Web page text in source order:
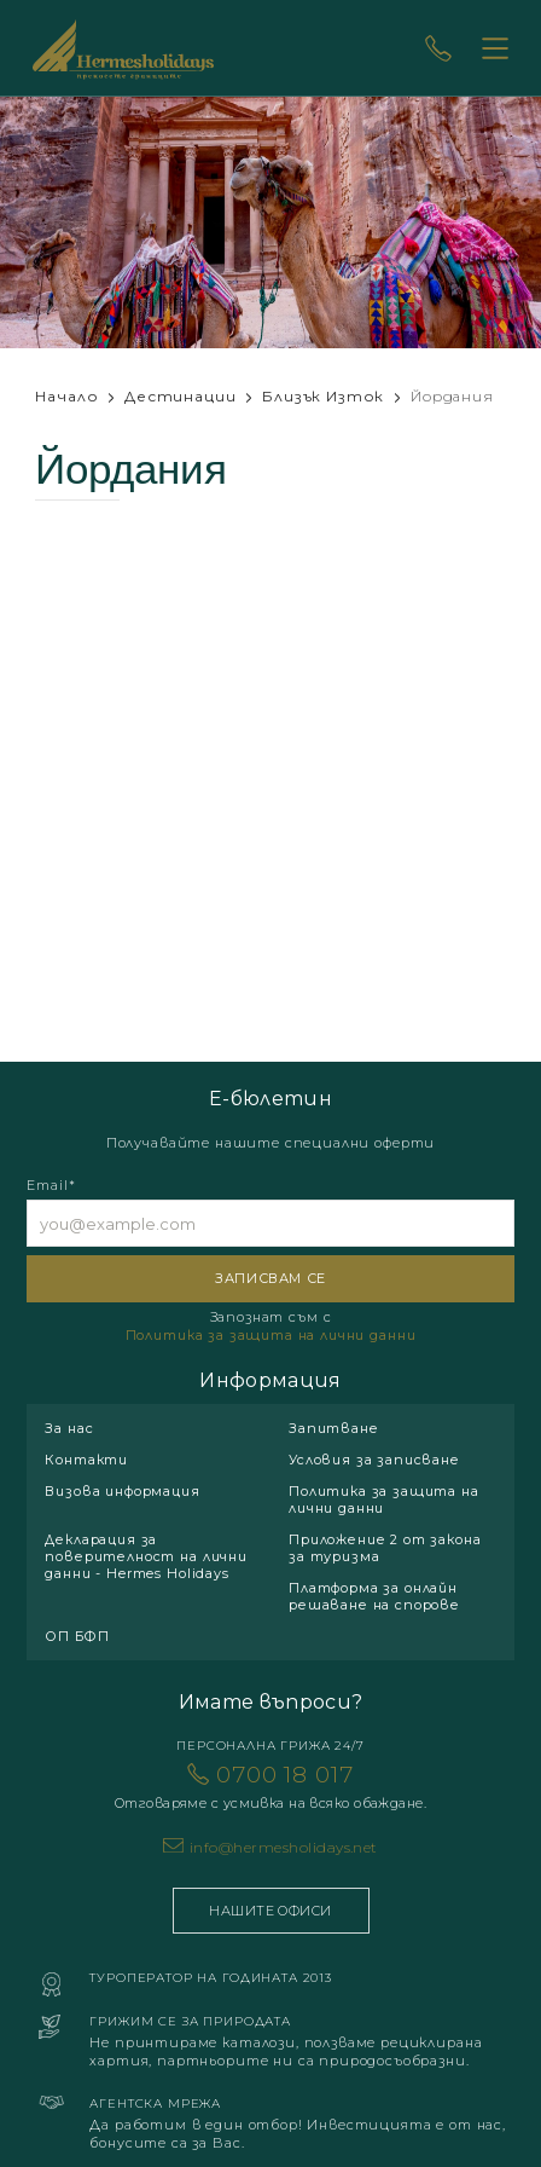
Начало Дестинации Близък Изток Йордания
Йордания
Е-бюлетин
Получавайте нашите специални оферти
Email*
Запознат съм с
Политика за защита на лични данни
Информация
За нас
Запитване
Контакти
Условия за записване
Визова информация
Политика за защита на
лични данни
Декларация за
поверителност на лични
данни - Hermes Holidays
Приложение 2 от закона
за туризма
Платформа за онлайн
решаване на спорове
ОП БФП
Имате въпроси?
ПЕРСОНАЛНА ГРИЖА 24/7
0700 18 017
Отговаряме с усмивка на всяко обаждане.
info@hermesholidays.net
НАШИТЕ ОФИСИ
ТУРОПЕРАТОР НА ГОДИНАТА 2013
ГРИЖИМ СЕ ЗА ПРИРОДАТА
Не принтираме каталози, ползваме рециклирана
хартия, партньорите ни са природосъобразни.
АГЕНТСКА МРЕЖА
Да работим в един отбор! Инвестицията е от нас,
бонусите са за Вас.